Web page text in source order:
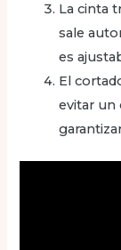
La cinta
sale
es
El
evitar un